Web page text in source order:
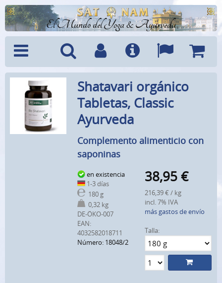
El Mundo del Yoga & Ayurveda
Menú Búsquedad
CuentaInfo IdiomasCesta
Shatavari orgánico
Tabletas, Classic
Ayurveda
Complemento alimenticio con
saponinas
en existencia
1-3 días
180 g
0,32 kg
DE-ÖKO-007
EAN:
4032582018711
Número: 18048/2
38,95 €
216,39 € / kg
incl. 7% IVA
más gastos de envío
Talla: